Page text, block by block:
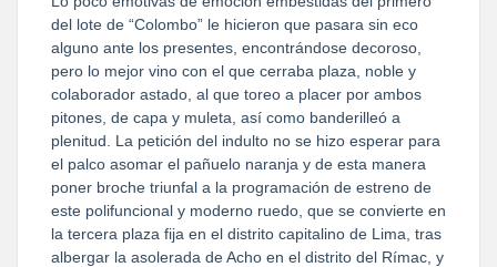
del lote de “Colombo” le hicieron que pasara sin eco
alguno ante los presentes, encontrándose decoroso,
pero lo mejor vino con el que cerraba plaza, noble y
colaborador astado, al que toreo a placer por ambos
pitones, de capa y muleta, así como banderilleó a
plenitud. La petición del indulto no se hizo esperar para
el palco asomar el pañuelo naranja y de esta manera
poner broche triunfal a la programación de estreno de
este polifuncional y moderno ruedo, que se convierte en
la tercera plaza fija en el distrito capitalino de Lima, tras
albergar la asolerada de Acho en el distrito del Rímac, y